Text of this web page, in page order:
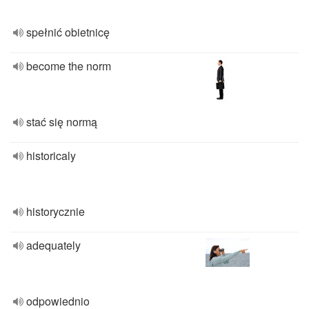
spełnić obietnicę
become the norm
stać się normą
historicaly
historycznie
adequately
odpowiednio